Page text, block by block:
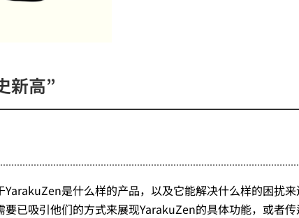
新高”
是什么样的产品，以及它能解决什么样的困扰来
已吸引他们的方式来展现YarakuZen的具体功能，或者